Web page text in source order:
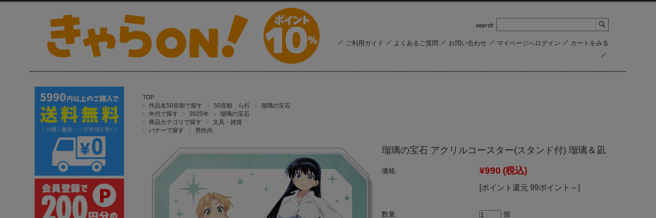
ご利用ガイド よくあるご質問 お問い合わせ マイページへログイン カートをみる
TOP
作品名50音順で探す
50音順 ら行
瑠璃の宝石
年代で探す
2025年
瑠璃の宝石
商品カテゴリで探す
文具・雑貨
バナーで探す
男性向
瑠璃の宝石 アクリルコースター(スタンド付) 瑠璃＆凪
価格: ¥990 (税込)
[ポイント還元 99ポイント～]
数量: 個